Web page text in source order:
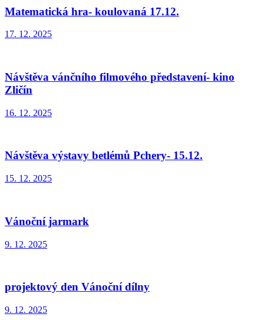
Matematická hra- koulovaná 17.12.
17. 12. 2025
Návštěva vánčního filmového představení- kino
Zličín
16. 12. 2025
Návštěva výstavy betlémů Pchery- 15.12.
15. 12. 2025
Vánoční jarmark
9. 12. 2025
projektový den Vánoční dílny
9. 12. 2025